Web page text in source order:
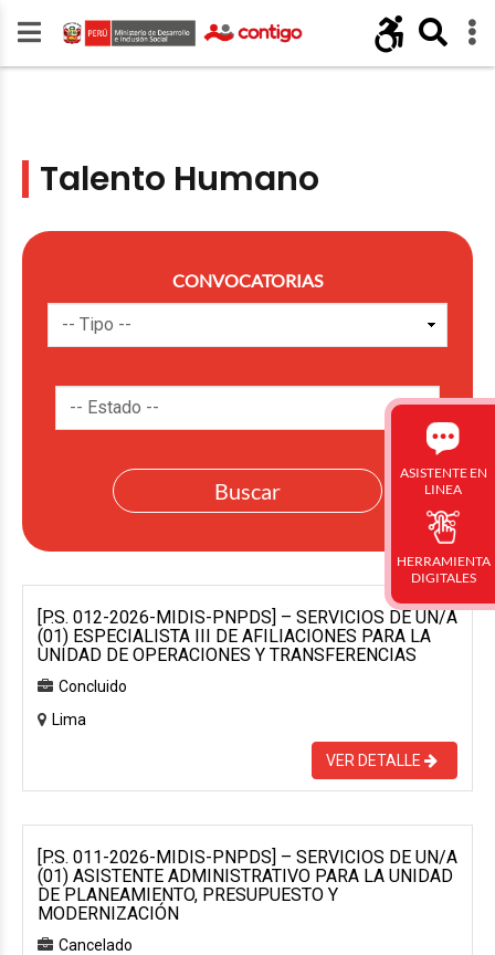
Talento Humano
CONVOCATORIAS
[P.S. 012-2026-MIDIS-PNPDS] – SERVICIOS DE UN/A
(01) ESPECIALISTA III DE AFILIACIONES PARA LA
UNIDAD DE OPERACIONES Y TRANSFERENCIAS
Concluido
Lima
VER DETALLE
[P.S. 011-2026-MIDIS-PNPDS] – SERVICIOS DE UN/A
(01) ASISTENTE ADMINISTRATIVO PARA LA UNIDAD
DE PLANEAMIENTO, PRESUPUESTO Y
MODERNIZACIÓN
Cancelado
ASISTENTE EN
LINEA
HERRAMIENTA
DIGITALES